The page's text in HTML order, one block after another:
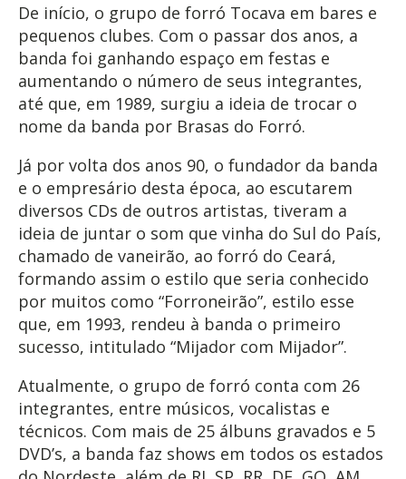
De início, o grupo de forró Tocava em bares e
pequenos clubes. Com o passar dos anos, a
banda foi ganhando espaço em festas e
aumentando o número de seus integrantes,
até que, em 1989, surgiu a ideia de trocar o
nome da banda por Brasas do Forró.
Já por volta dos anos 90, o fundador da banda
e o empresário desta época, ao escutarem
diversos CDs de outros artistas, tiveram a
ideia de juntar o som que vinha do Sul do País,
chamado de vaneirão, ao forró do Ceará,
formando assim o estilo que seria conhecido
por muitos como “Forroneirão”, estilo esse
que, em 1993, rendeu à banda o primeiro
sucesso, intitulado “Mijador com Mijador”.
Atualmente, o grupo de forró conta com 26
integrantes, entre músicos, vocalistas e
técnicos. Com mais de 25 álbuns gravados e 5
DVD’s, a banda faz shows em todos os estados